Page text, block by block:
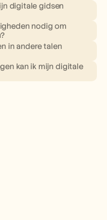
digitale gidsen
nodig om
in andere talen
kan ik mijn digitale